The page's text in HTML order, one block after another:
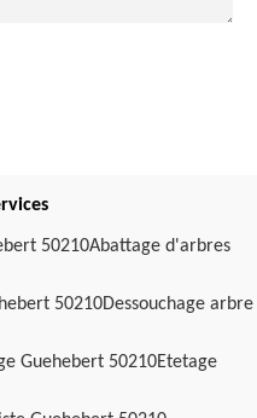
50210Abattage d'arbres
50210Dessouchage arbre
Guehebert 50210Etetage